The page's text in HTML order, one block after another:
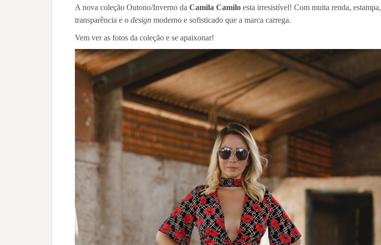
A nova coleção Outono/Inverno da Camila Camilo esta irresistível! Com muita renda, estampa,
transparência e o design moderno e sofisticado que a marca carrega.
Vem ver as fotos da coleção e se apaixonar!